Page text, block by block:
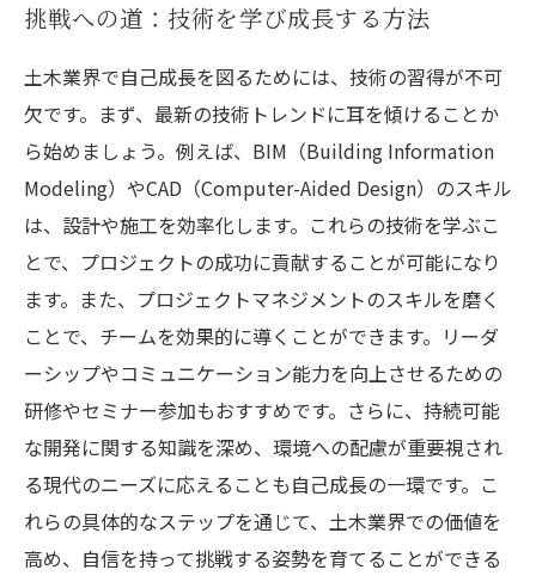
挑戦への道：技術を学び成長する方法
土木業界で自己成長を図るためには、技術の習得が不可
欠です。まず、最新の技術トレンドに耳を傾けることか
ら始めましょう。例えば、BIM（Building Information
Modeling）やCAD（Computer-Aided Design）のスキル
は、設計や施工を効率化します。これらの技術を学ぶこ
とで、プロジェクトの成功に貢献することが可能になり
ます。また、プロジェクトマネジメントのスキルを磨く
ことで、チームを効果的に導くことができます。リーダ
ーシップやコミュニケーション能力を向上させるための
研修やセミナー参加もおすすめです。さらに、持続可能
な開発に関する知識を深め、環境への配慮が重要視され
る現代のニーズに応えることも自己成長の一環です。こ
れらの具体的なステップを通じて、土木業界での価値を
高め、自信を持って挑戦する姿勢を育てることができる